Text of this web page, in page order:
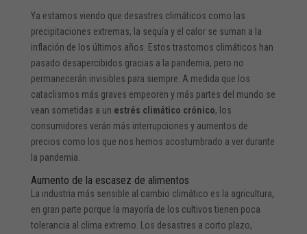
Ya estamos viendo que desastres climáticos como las
precipitaciones extremas, la sequía y el calor se suman a la
inflación de los últimos años. Estos trastornos climáticos han
pasado desapercibidos gracias a la pandemia, pero no
permanecerán invisibles para siempre. A medida que los
cataclismos más graves empeoren y más partes del mundo se
vean sometidas a un estrés climático crónico, los
consumidores verán más interrupciones y aumentos de
precios como los que nos hemos acostumbrado a ver durante
la pandemia.
Aumento de la escasez de alimentos
La industria más sensible al cambio climático es la agricultura,
en gran parte porque la mayoría de los cultivos tienen poca
tolerancia al clima extremo. Los desastres a corto plazo,